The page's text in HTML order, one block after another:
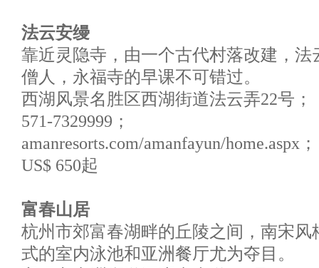
法云安缦
靠近灵隐寺，由一个古代村落改建，
僧人，永福寺的早课不可错过。
西湖风景名胜区西湖街道法云弄22号；
571-7329999；
amanresorts.com/amanfayun/home.aspx；
US$ 650起
富春山居
杭州市郊富春湖畔的丘陵之间，南宋
式的室内泳池和亚洲餐厅尤为夺目。